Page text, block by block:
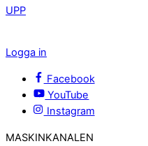
UPP
Logga in
Facebook
YouTube
Instagram
MASKINKANALEN